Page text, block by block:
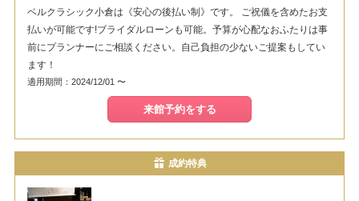
ベルクラシック小倉は《安心の後払い制》です。 ご祝儀を含めたお支
払いが可能です!ブライダルローンも可能。予算が心配なおふたりは事
前にプランナーにご相談ください。自己負担の少ないご提案もしてい
ます！
適用期間：2024/12/01 〜
来館予約をする
成約特典